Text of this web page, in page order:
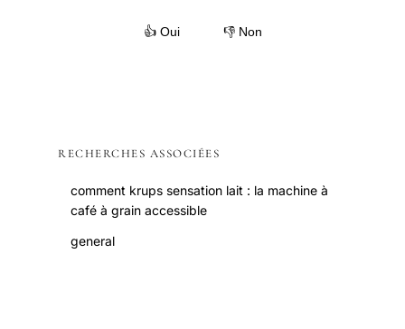
👍 Oui 👎 Non
RECHERCHES ASSOCIÉES
comment krups sensation lait : la machine à
café à grain accessible
general